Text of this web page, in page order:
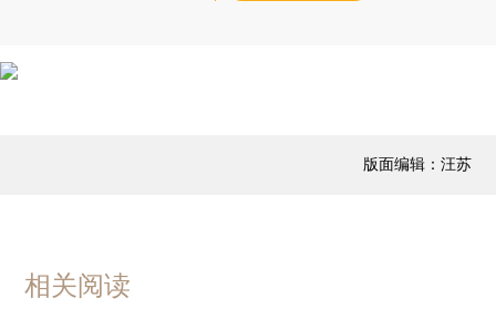
版面编辑：汪苏
相关阅读